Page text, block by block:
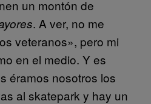
un montón de
. A ver, no me
veteranos», pero mi
en el medio. Y es
éramos nosotros los
al skatepark y hay un